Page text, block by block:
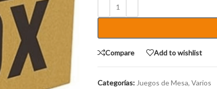
Compare Add to wishlist
Categorías: Juegos de Mesa, Varios